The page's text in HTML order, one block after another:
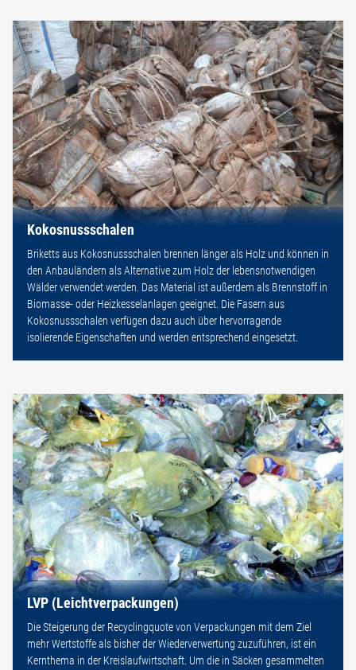
Kokosnussschalen
Briketts aus Kokosnussschalen brennen länger als Holz und können in
den Anbauländern als Alternative zum Holz der lebensnotwendigen
Wälder verwendet werden. Das Material ist außerdem als Brennstoff in
Biomasse- oder Heizkesselanlagen geeignet. Die Fasern aus
Kokosnussschalen verfügen dazu auch über hervorragende
isolierende Eigenschaften und werden entsprechend eingesetzt.
LVP (Leichtverpackungen)
Die Steigerung der Recyclingquote von Verpackungen mit dem Ziel
mehr Wertstoffe als bisher der Wiederverwertung zuzuführen, ist ein
Kernthema in der Kreislaufwirtschaft. Um die in Säcken gesammelten